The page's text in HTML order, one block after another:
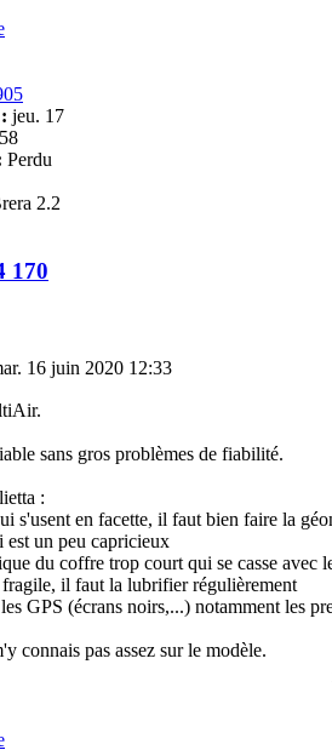
jeu. 17
Perdu
2.2
170
16 juin 2020 12:33
sans gros problèmes de fiabilité.
:
s'usent en facette, il faut bien faire la
un peu capricieux
du coffre trop court qui se casse avec
fragile, il faut la lubrifier régulièrement
GPS (écrans noirs,...) notamment les
connais pas assez sur le modèle.